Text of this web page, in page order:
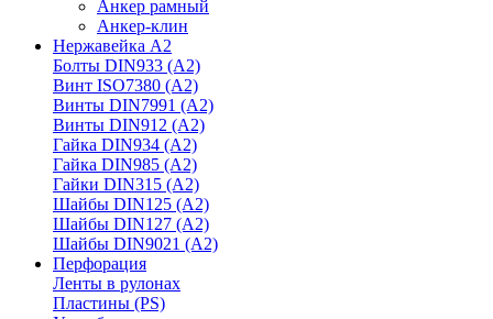
Анкер рамный
Анкер-клин
Нержавейка А2
Болты DIN933 (A2)
Винт ISO7380 (A2)
Винты DIN7991 (A2)
Винты DIN912 (A2)
Гайка DIN934 (A2)
Гайка DIN985 (A2)
Гайки DIN315 (A2)
Шайбы DIN125 (A2)
Шайбы DIN127 (A2)
Шайбы DIN9021 (A2)
Перфорация
Ленты в рулонах
Пластины (PS)